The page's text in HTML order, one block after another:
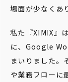
場面が少なくあ
私た『XIMIX』
に、Google
まいりました。
や業務フローに